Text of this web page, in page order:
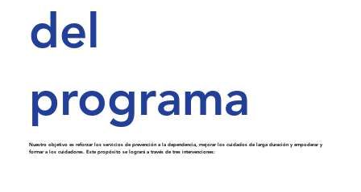
del
programa
Nuestro objetivo es reforzar los servicios de prevención a la dependencia, mejorar los cuidados de larga duración y empoderar y
formar a los cuidadores. Este propósito se logrará a través de tres intervenciones: